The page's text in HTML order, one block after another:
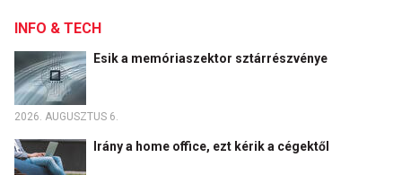
INFO & TECH
Esik a memóriaszektor sztárrészvénye
2026. AUGUSZTUS 6.
Irány a home office, ezt kérik a cégektől